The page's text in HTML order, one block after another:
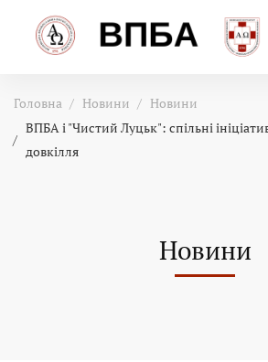
Головна Новини
Новини
ВПБА і "Чистий Луцьк": спільні
довкілля
Новини